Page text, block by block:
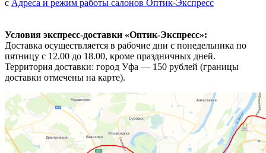
с Адреса и режим работы салонов Оптик-Экспресс
Условия экспресс-доставки «Оптик-Экспресс»:
Доставка осуществляется в рабочие дни с понедельника по
пятницу с 12.00 до 18.00, кроме праздничных дней.
Территория доставки: город Уфа — 150 рублей (границы
доставки отмечены на карте).